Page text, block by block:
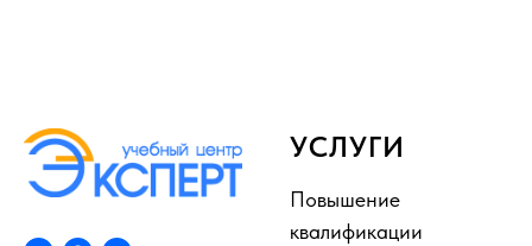
УСЛУГИ
Повышение
квалификации